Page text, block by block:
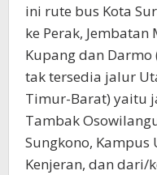
ini rute bus Kota
ke Perak, Jembatan
Kupang dan
tak tersedia jalur
Timur-Barat) yaitu
Tambak
Sungkono, Kampus
Kenjeran, dan dari/